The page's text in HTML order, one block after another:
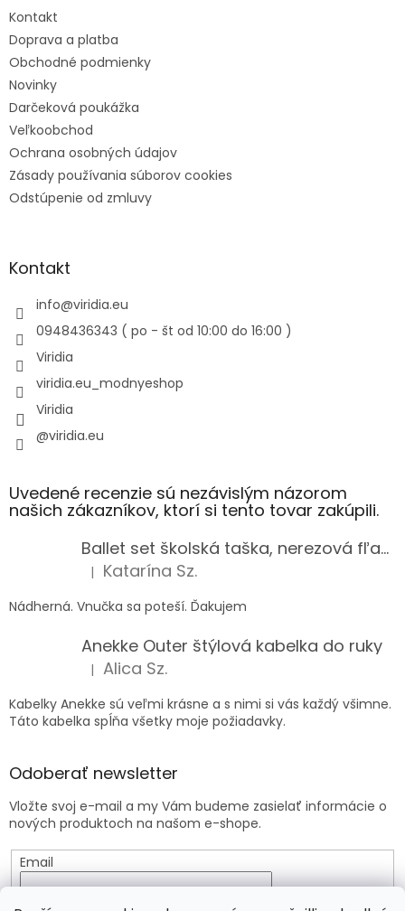
Kontakt
Doprava a platba
Obchodné podmienky
Novinky
Darčeková poukážka
Veľkoobchod
Ochrana osobných údajov
Zásady používania súborov cookies
Odstúpenie od zmluvy
Kontakt
info@viridia.eu
0948436343 ( po - št od 10:00 do 16:00 )
Viridia
viridia.eu_modnyeshop
Viridia
@viridia.eu
Uvedené recenzie sú nezávislým názorom
našich zákazníkov, ktorí si tento tovar zakúpili.
Ballet set školská taška, nerezová fľaša a plný peračník s motívom baletky pre dievča
Hodnotenie produktu je 5 z 5 hviezdičiek.
| Katarína Sz.
Nádherná. Vnučka sa poteší. Ďakujem
Anekke Outer štýlová kabelka do ruky
Hodnotenie produktu je 5 z 5 hviezdičiek.
| Alica Sz.
Kabelky Anekke sú veľmi krásne a s nimi si vás každý všimne.
Táto kabelka spĺňa všetky moje požiadavky.
Odoberať newsletter
Vložte svoj e-mail a my Vám budeme zasielať informácie o
nových produktoch na našom e-shope.
Email